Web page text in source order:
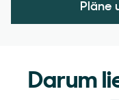
Pläne
Darum